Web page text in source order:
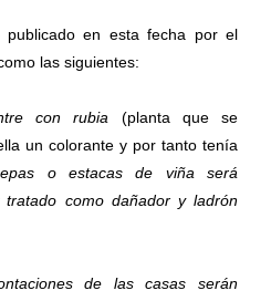
publicado en esta fecha por el
las siguientes:
con rubia (planta que se
un colorante y por tanto tenía
o estacas de viña será
tratado como dañador y ladrón
de las casas serán